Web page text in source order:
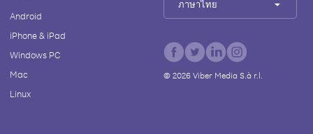
Android
iPhone & iPad
Windows PC
Mac
Linux
ภาษาไทย
© 2026Viber Media S.à r.l.